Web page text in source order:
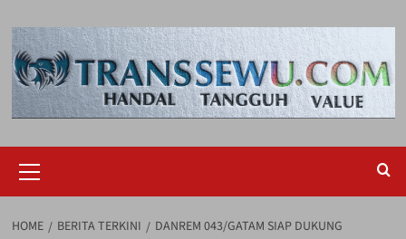
to
content
Menu
HOME BERITA TERKINI
DANREM 043/GATAM SIAP DUKUNG